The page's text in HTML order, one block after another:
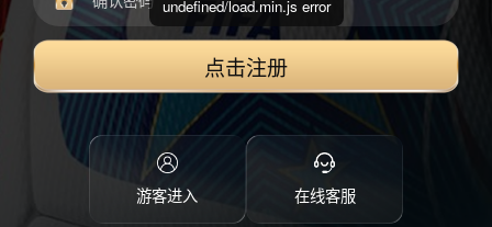
点击注册
游客进入 在线客服
undefined/load.min.js error